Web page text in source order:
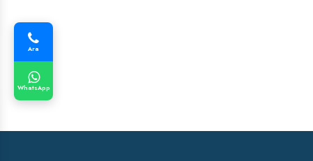
Ara
WhatsApp